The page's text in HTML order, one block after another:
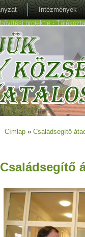
Intézmények
projektje -
Jelenlegi hely
Címlap »Családsegítő
Családsegítő